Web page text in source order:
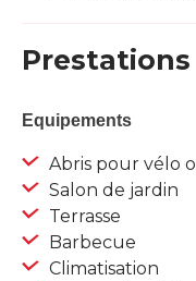
Prestations
Equipements
Abris pour vélo
Salon de jardin
Terrasse
Barbecue
Climatisation